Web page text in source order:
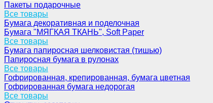
Пакеты подарочные
Все товары
Бумага декоративная и поделочная
Бумага "МЯГКАЯ ТКАНЬ", Soft Paper
Все товары
Бумага папиросная шелковистая (тишью)
Папиросная бумага в рулонах
Все товары
Гофрированная, крепированная, бумага цветная
Гофрированная бумага недорогая
Все товары